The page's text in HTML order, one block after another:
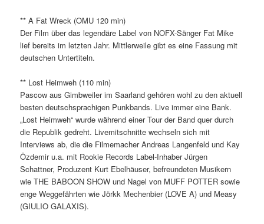
** A Fat Wreck (OMU 120 min)
Der Film über das legendäre Label von NOFX-Sänger Fat Mike
lief bereits im letzten Jahr. Mittlerweile gibt es eine Fassung mit
deutschen Untertiteln.
** Lost Heimweh (110 min)
Pascow aus Gimbweiler im Saarland gehören wohl zu den aktuell
besten deutschsprachigen Punkbands. Live immer eine Bank.
„Lost Heimweh“ wurde während einer Tour der Band quer durch
die Republik gedreht. Livemitschnitte wechseln sich mit
Interviews ab, die die Filmemacher Andreas Langenfeld und Kay
Özdemir u.a. mit Rookie Records Label-Inhaber Jürgen
Schattner, Produzent Kurt Ebelhäuser, befreundeten Musikern
wie THE BABOON SHOW und Nagel von MUFF POTTER sowie
enge Weggefährten wie Jörkk Mechenbier (LOVE A) und Measy
(GIULIO GALAXIS).